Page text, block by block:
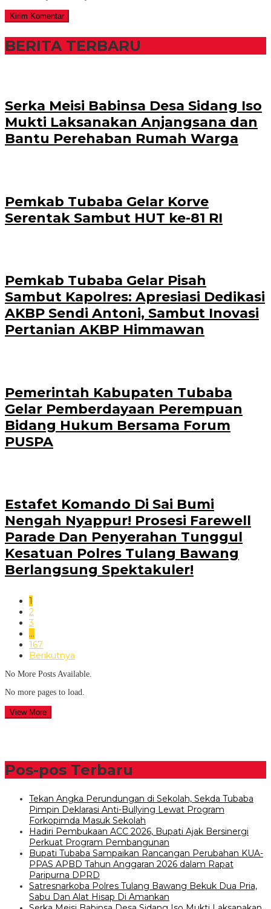
BERITA TERBARU
Serka Meisi Babinsa Desa Sidang Iso
Mukti Laksanakan Anjangsana dan
Bantu Perehaban Rumah Warga
Pemkab Tubaba Gelar Korve
Serentak Sambut HUT ke-81 RI
Pemkab Tubaba Gelar Pisah
Sambut Kapolres: Apresiasi Dedikasi
AKBP Sendi Antoni, Sambut Inovasi
Pertanian AKBP Himmawan
Pemerintah Kabupaten Tubaba
Gelar Pemberdayaan Perempuan
Bidang Hukum Bersama Forum
PUSPA
Estafet Komando Di Sai Bumi
Nengah Nyappur! Prosesi Farewell
Parade Dan Penyerahan Tunggul
Kesatuan Polres Tulang Bawang
Berlangsung Spektakuler!
1
2
3
…
167
Berikutnya
No More Posts Available.
No more pages to load.
View More
Pos-pos Terbaru
Tekan Angka Perundungan di Sekolah, Sekda Tubaba
Pimpin Deklarasi Anti-Bullying Lewat Program
Forkopimda Masuk Sekolah
Hadiri Pembukaan ACC 2026, Bupati Ajak Bersinergi
Perkuat Program Pembangunan
Bupati Tubaba Sampaikan Rancangan Perubahan KUA-
PPAS APBD Tahun Anggaran 2026 dalam Rapat
Paripurna DPRD
Satresnarkoba Polres Tulang Bawang Bekuk Dua Pria,
Sabu Dan Alat Hisap Di Amankan